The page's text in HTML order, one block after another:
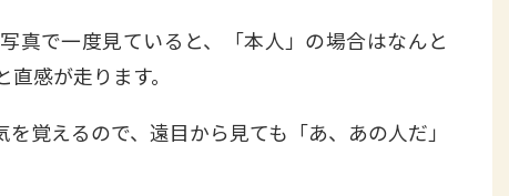
真で一度見ていると、「本人」の場合はなんと
感が走ります。
覚えるので、遠目から見ても「あ、あの人だ」